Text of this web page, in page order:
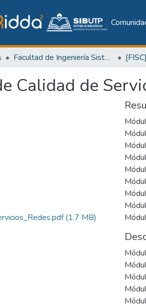
Facultad de Ingeniería Sistemas Computacionales
Calidad de
(1.7 MB)